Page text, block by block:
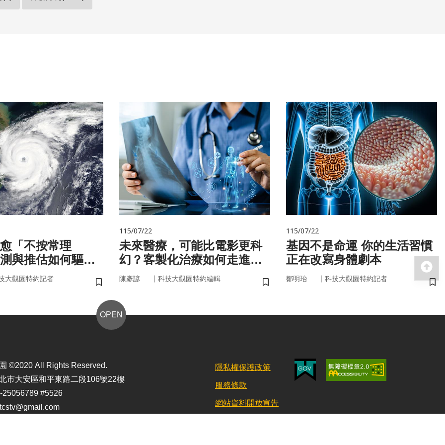
「不按常理
與推估如何驅動
大觀園特約記者
儲存書籤
115/07/22
未來醫療，可能比電影更科
幻？客製化治療如何走進真
實世界
陳彥諺 ｜ 科技大觀園特約編輯
儲存書籤
115/07/22
基因不是命運 你的生活習慣
正在改寫身體劇本
鄒明珆 ｜ 科技大觀園特約記者
儲
OPEN
©2020 All Rights Reserved.
市大安區和平東路二段106號22樓
25056789 #5526
隱私權保護政策
服務條款
網站資料開放宣告